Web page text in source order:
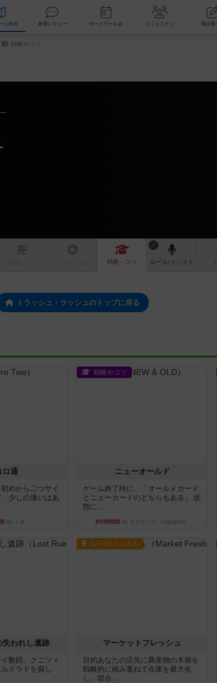
データベース 検索 新着レビュー ボードゲーム会 コミュニティ
戦略やコツ
戦略 ・コツ
1
ルール/インスト
トラッシュ・ラッシュのトップに戻る
ロ通
めから二つサイ
少しの違いはあ
by くみ
戦略やコツ
ニューオールド
ゲーム終了時に、「オールドカード
とニューカードのどちらもある」 状
態に...
約6時間前 by オグランド（Oguland）
失われし遺跡
数回。クニツィ
ドラドを探し
ルール/インスト
マーケットフレッシュ
目的あなたの店先に農産物の木箱を
戦略的に積み重ねて在庫を最大化
し、競合...